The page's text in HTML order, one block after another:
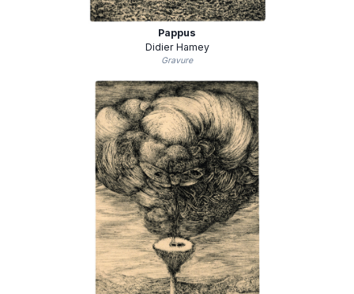
Pappus
Didier Hamey
Gravure